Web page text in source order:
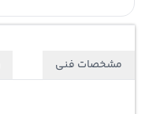
مشخصات فنی